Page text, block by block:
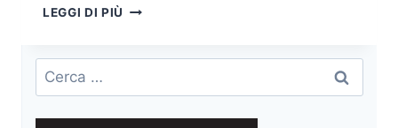
LEGGI DI PIÙ RISARCIMENTO
DA
E
L’ONERE
Ricerca
per: